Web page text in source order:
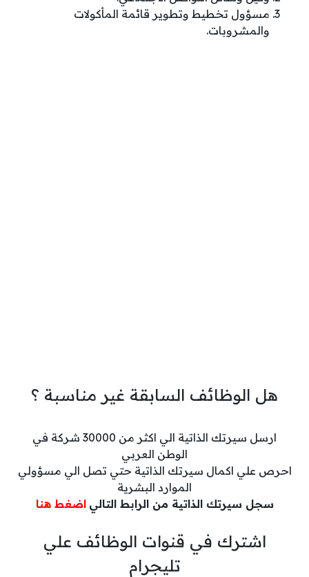
مسؤول تخطيط وتطوير قائمة المأكولات
والمشروبات.
هل الوظائف السابقة غير مناسبة ؟
ارسل سيرتك الذاتية الي اكثر من 30000 شركة في
الوطن العربي
احرص علي اكمال سيرتك الذاتية حتي تصل الي مسؤولي
الموارد البشرية
سجل سيرتك الذاتية من الرابط التالي اضغط هنا
اشترك في قنوات الوظائف علي
تليجرام